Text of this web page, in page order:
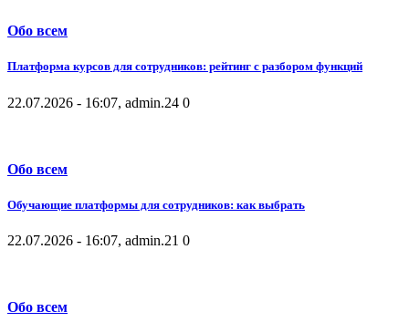
Обо всем
Платформа курсов для сотрудников: рейтинг с разбором функций
22.07.2026 - 16:07, admin.24 0
Обо всем
Обучающие платформы для сотрудников: как выбрать
22.07.2026 - 16:07, admin.21 0
Обо всем